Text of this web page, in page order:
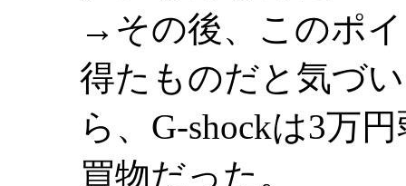
→その後、このポ
得たものだと気づ
ら、G-shockは3万
買物だった。